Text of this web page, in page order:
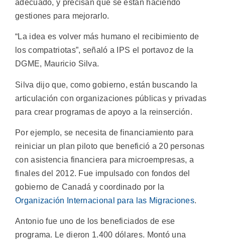
adecuado, y precisan que se están haciendo
gestiones para mejorarlo.
“La idea es volver más humano el recibimiento de
los compatriotas”, señaló a IPS el portavoz de la
DGME, Mauricio Silva.
Silva dijo que, como gobierno, están buscando la
articulación con organizaciones públicas y privadas
para crear programas de apoyo a la reinserción.
Por ejemplo, se necesita de financiamiento para
reiniciar un plan piloto que benefició a 20 personas
con asistencia financiera para microempresas, a
finales del 2012. Fue impulsado con fondos del
gobierno de Canadá y coordinado por la
Organización Internacional para las Migraciones.
Antonio fue uno de los beneficiados de ese
programa. Le dieron 1.400 dólares. Montó una